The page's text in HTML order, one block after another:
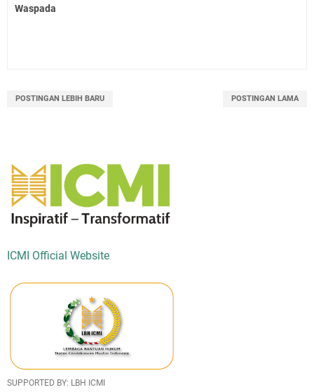
Waspada
POSTINGAN LEBIH BARU POSTINGAN LAMA
ICMI Official Website
SUPPORTED BY: LBH ICMI